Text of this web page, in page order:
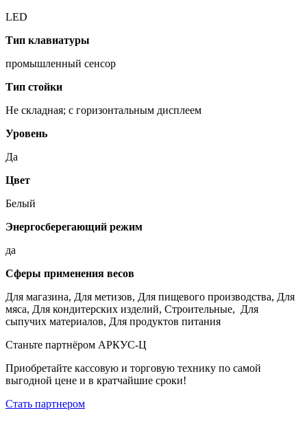
LED
Тип клавиатуры
промышленный сенсор
Тип стойки
Не складная; с горизонтальным дисплеем
Уровень
Да
Цвет
Белый
Энергосберегающий режим
да
Сферы применения весов
Для магазина, Для метизов, Для пищевого производства, Для
мяса, Для кондитерских изделий, Строительные, Для
сыпучих материалов, Для продуктов питания
Станьте партнёром АРКУС-Ц
Приобретайте кассовую и торговую технику по самой
выгодной цене и в кратчайшие сроки!
Стать партнером